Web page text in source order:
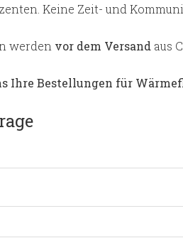
Keine Zeit- und
werden vor dem Versand aus
Ihre Bestellungen für